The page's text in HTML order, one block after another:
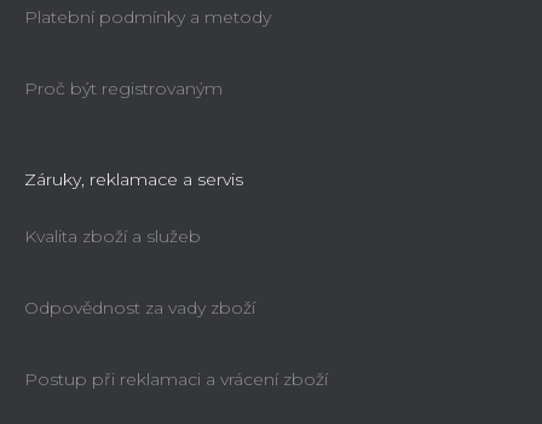
Platební podmínky a metody
Proč být registrovaným
Záruky, reklamace a servis
Kvalita zboží a služeb
Odpovědnost za vady zboží
Postup při reklamaci a vrácení zboží